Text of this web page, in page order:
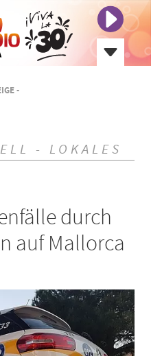
-
- LOKALES
durch
auf Mallorca